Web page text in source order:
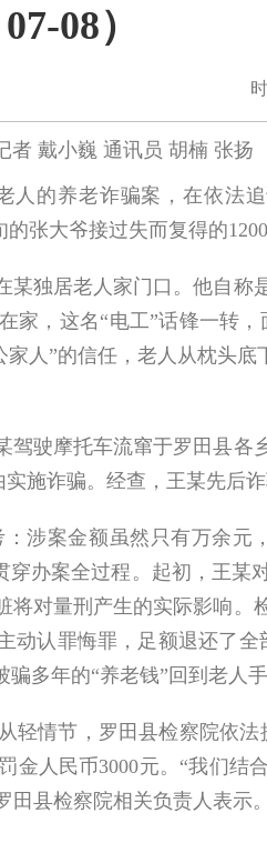
07-08）
者 戴小巍 通讯员 胡楠 张扬
人的养老诈骗案，在依法
张大爷接过失而复得的
独居老人家门口。他自称
，这名“电工”话锋一转
人”的信任，老人从枕头
驶摩托车流窜于罗田县各
施诈骗。经查，王某先后
案金额虽然只有万余元
办案全过程。起初，王
对量刑产生的实际影响。
动认罪悔罪，足额退还了
多年的“养老钱”回到老人手
情节，罗田县检察院依法
人民币3000元。“我们结
县检察院相关负责人表示。